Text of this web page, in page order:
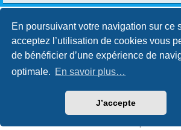
En poursuivant votre navigation sur ce
acceptez l’utilisation de cookies vous
de bénéficier d’une expérience de
optimale. En savoir plus…
J’accepte
La recherche a retourné 443 résultats Page1
phpBB® Forum Software ©
©